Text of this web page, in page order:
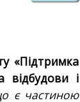
«Підтримка
відбудови і
є частиною